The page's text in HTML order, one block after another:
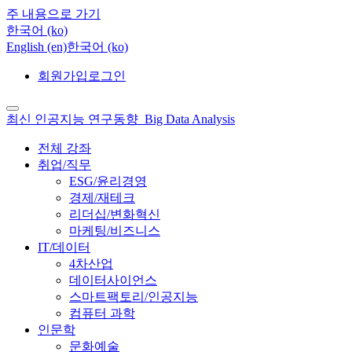
주 내용으로 가기
한국어 ‎(ko)‎
English ‎(en)‎한국어 ‎(ko)‎
회원가입 로그인
최신 인공지능 연구동향_Big Data Analysis
전체 강좌
취업/직무
ESG/윤리경영
경제/재테크
리더십/변화혁신
마케팅/비즈니스
IT/데이터
4차산업
데이터사이언스
스마트팩토리/인공지능
컴퓨터 과학
인문학
문화예술